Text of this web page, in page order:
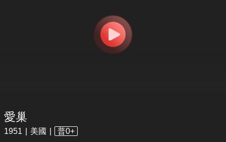
愛巢
1951 美國 普0+